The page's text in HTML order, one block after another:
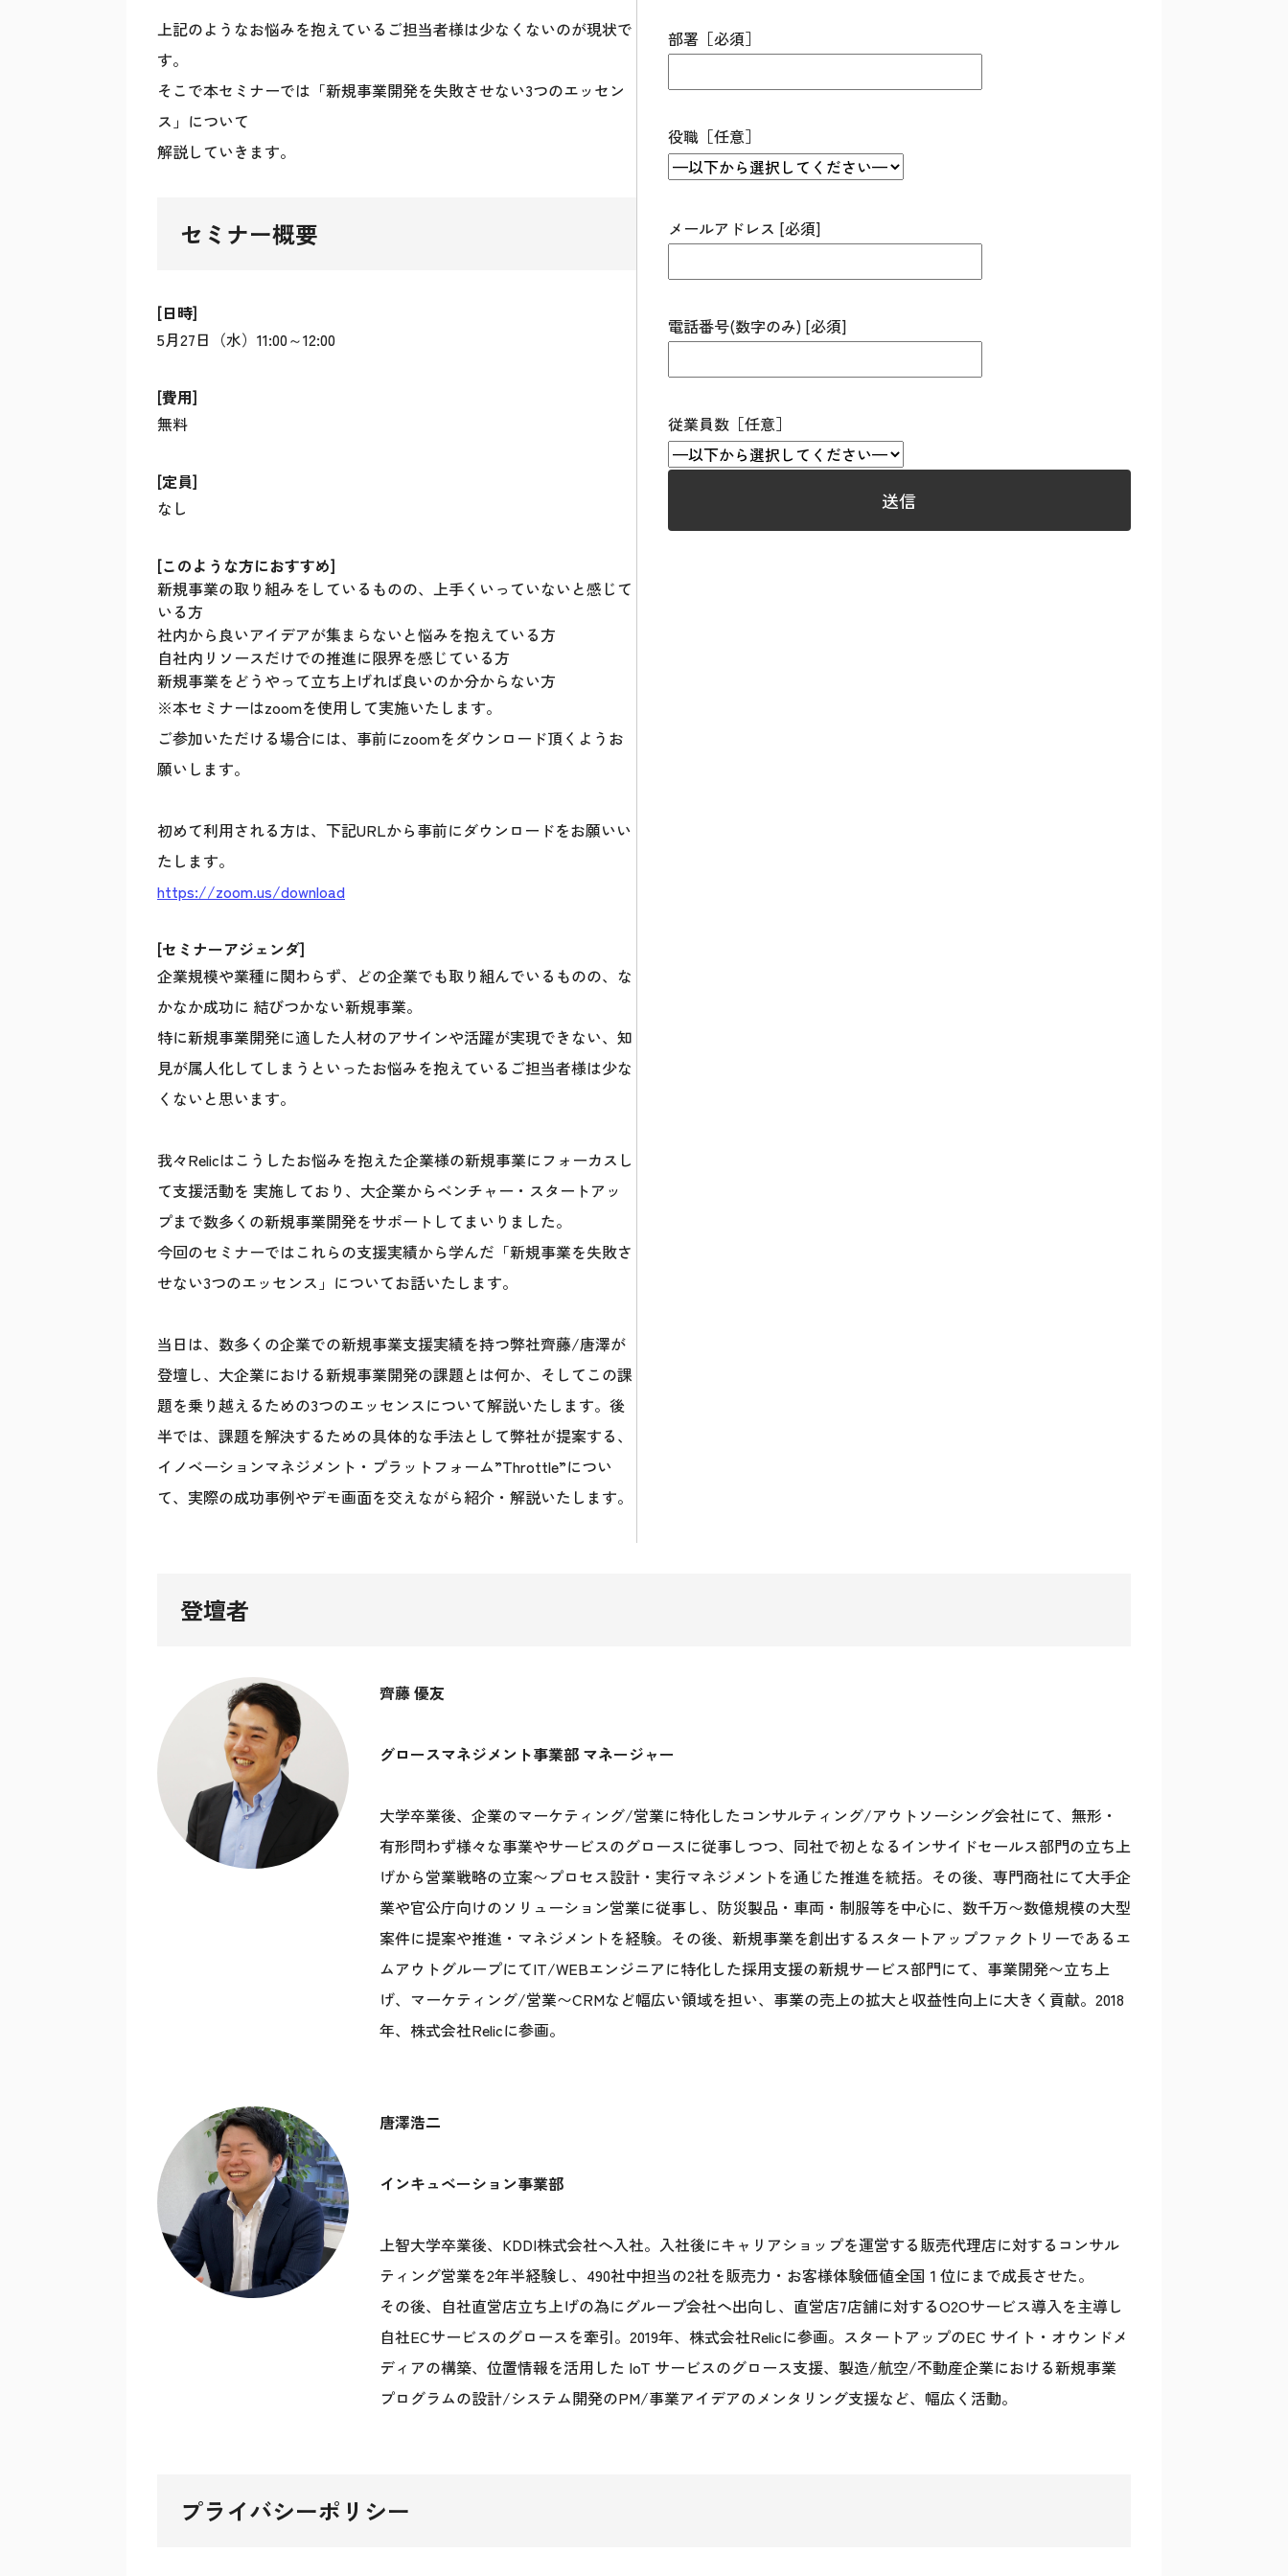
上記のようなお悩みを抱えているご担当者様は少なくないのが現状で
す。
そこで本セミナーでは「新規事業開発を失敗させない3つのエッセン
ス」について
解説していきます。
セミナー概要
[日時]
5月27日（水）11:00～12:00
[費用]
無料
[定員]
なし
[このような方におすすめ]
新規事業の取り組みをしているものの、上手くいっていないと感じて
いる方
社内から良いアイデアが集まらないと悩みを抱えている方
自社内リソースだけでの推進に限界を感じている方
新規事業をどうやって立ち上げれば良いのか分からない方
※本セミナーはzoomを使用して実施いたします。
ご参加いただける場合には、事前にzoomをダウンロード頂くようお
願いします。
初めて利用される方は、下記URLから事前にダウンロードをお願いい
たします。
https://zoom.us/download
[セミナーアジェンダ]
企業規模や業種に関わらず、どの企業でも取り組んでいるものの、な
かなか成功に 結びつかない新規事業。
特に新規事業開発に適した人材のアサインや活躍が実現できない、知
見が属人化してしまうといったお悩みを抱えているご担当者様は少な
くないと思います。
我々Relicはこうしたお悩みを抱えた企業様の新規事業にフォーカスし
て支援活動を 実施しており、大企業からベンチャー・スタートアッ
プまで数多くの新規事業開発をサポートしてまいりました。
今回のセミナーではこれらの支援実績から学んだ「新規事業を失敗さ
せない3つのエッセンス」についてお話いたします。
当日は、数多くの企業での新規事業支援実績を持つ弊社齊藤/唐澤が
登壇し、大企業における新規事業開発の課題とは何か、そしてこの課
題を乗り越えるための3つのエッセンスについて解説いたします。後
半では、課題を解決するための具体的な手法として弊社が提案する、
イノベーションマネジメント・プラットフォーム”Throttle”につい
て、実際の成功事例やデモ画面を交えながら紹介・解説いたします。
部署［必須］
役職［任意］
メールアドレス [必須]
電話番号(数字のみ) [必須]
従業員数［任意］
登壇者
齊藤 優友
グロースマネジメント事業部 マネージャー
大学卒業後、企業のマーケティング/営業に特化したコンサルティング/アウトソーシング会社にて、無形・
有形問わず様々な事業やサービスのグロースに従事しつつ、同社で初となるインサイドセールス部門の立ち上
げから営業戦略の立案〜プロセス設計・実行マネジメントを通じた推進を統括。その後、専門商社にて大手企
業や官公庁向けのソリューション営業に従事し、防災製品・車両・制服等を中心に、数千万〜数億規模の大型
案件に提案や推進・マネジメントを経験。その後、新規事業を創出するスタートアップファクトリーであるエ
ムアウトグループにてIT/WEBエンジニアに特化した採用支援の新規サービス部門にて、事業開発〜立ち上
げ、マーケティング/営業〜CRMなど幅広い領域を担い、事業の売上の拡大と収益性向上に大きく貢献。2018
年、株式会社Relicに参画。
唐澤浩二
インキュベーション事業部
上智大学卒業後、KDDI株式会社へ入社。入社後にキャリアショップを運営する販売代理店に対するコンサル
ティング営業を2年半経験し、490社中担当の2社を販売力・お客様体験価値全国１位にまで成長させた。
その後、自社直営店立ち上げの為にグループ会社へ出向し、直営店7店舗に対するO2Oサービス導入を主導し
自社ECサービスのグロースを牽引。2019年、株式会社Relicに参画。スタートアップのEC サイト・オウンドメ
ディアの構築、位置情報を活用した IoT サービスのグロース支援、製造/航空/不動産企業における新規事業
プログラムの設計/システム開発のPM/事業アイデアのメンタリング支援など、幅広く活動。
プライバシーポリシー